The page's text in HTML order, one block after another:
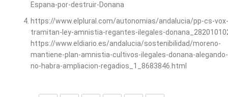
Espana-por-destruir-Donana
https://www.elplural.com/autonomias/andalucia/pp-cs-vox-
tramitan-ley-amnistia-regantes-ilegales-
https://www.eldiario.es/andalucia/sostenibilidad/moreno-
mantiene-plan-amnistia-cultivos-ilegales-donana-alegando-
no-habra-ampliacion-regadios_1_8683846.html